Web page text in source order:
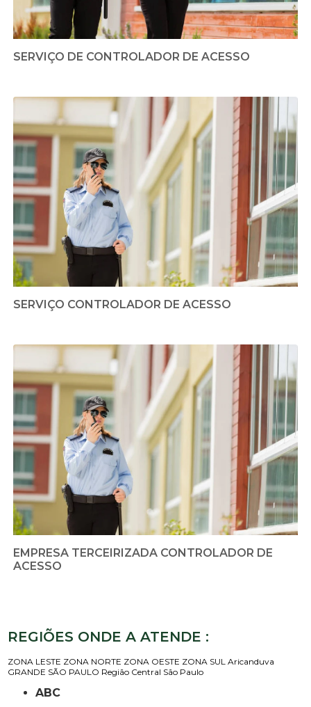
SERVIÇO DE CONTROLADOR DE ACESSO
SERVIÇO CONTROLADOR DE ACESSO
EMPRESA TERCEIRIZADA CONTROLADOR DE
ACESSO
REGIÕES ONDE A ATENDE :
ZONA LESTE ZONA NORTE ZONA OESTE ZONA SUL Aricanduva
GRANDE SÃO PAULO Região Central São Paulo
ABC